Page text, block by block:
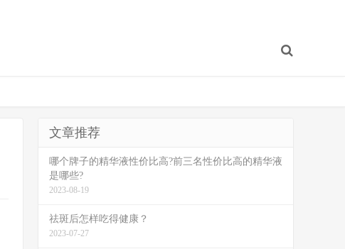
文章推荐
哪个牌子的精华液性价比高?前三名性价比高的精华液
是哪些?
2023-08-19
祛斑后怎样吃得健康？
2023-07-27